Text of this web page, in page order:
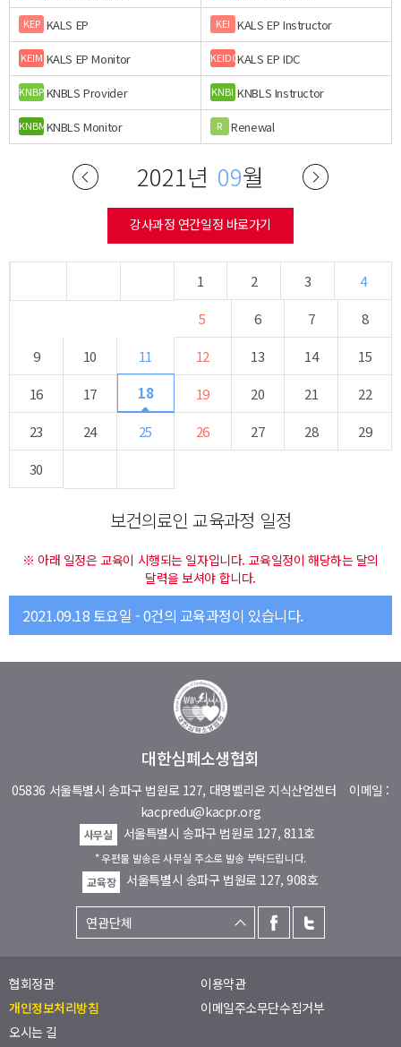
KEP KALS EP KEI KALS EP Instructor
KEIM KALS EP Monitor KEIDCKALS EP IDC
KNBPKNBLS Provider KNBI KNBLS Instructor
KNBMKNBLS Monitor R Renewal
2021년 09월
강사과정 연간일정 바로가기
1 2 3
4
5
6 7
8
9
10 11 12 13 14
15
16
17 18 19 20 21
22
23
24 25 26 27 28
29
30
보건의료인 교육과정 일정
※ 아래 일정은 교육이 시행되는 일자입니다. 교육일정이 해당하는 달의
달력을 보셔야 합니다.
2021.09.18 토요일 - 0건의 교육과정이 있습니다.
대한심폐소생협회
05836 서울특별시 송파구 법원로 127, 대명벨리온 지식산업센터 이메일 :
kacpredu@kacpr.org
사무실 서울특별시 송파구 법원로 127, 811호
* 우편물 발송은 사무실 주소로 발송 부탁드립니다.
교육장
서울특별시 송파구 법원로 127, 908호
협회정관
이용약관
개인정보처리방침
이메일주소무단수집거부
오시는 길